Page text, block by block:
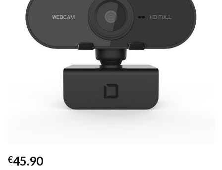
de
souhaits
€45.90